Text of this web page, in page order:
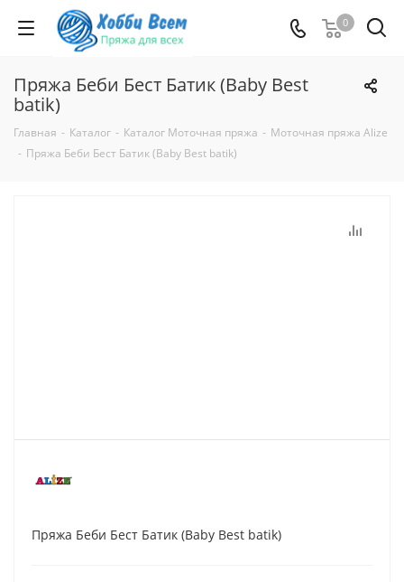
0
Пряжа Беби Бест Батик (Baby Best
batik)
Главная - Каталог - Каталог Моточная пряжа - Моточная пряжа Alize
- Пряжа Беби Бест Батик (Baby Best batik)
Пряжа Беби Бест Батик (Baby Best batik)